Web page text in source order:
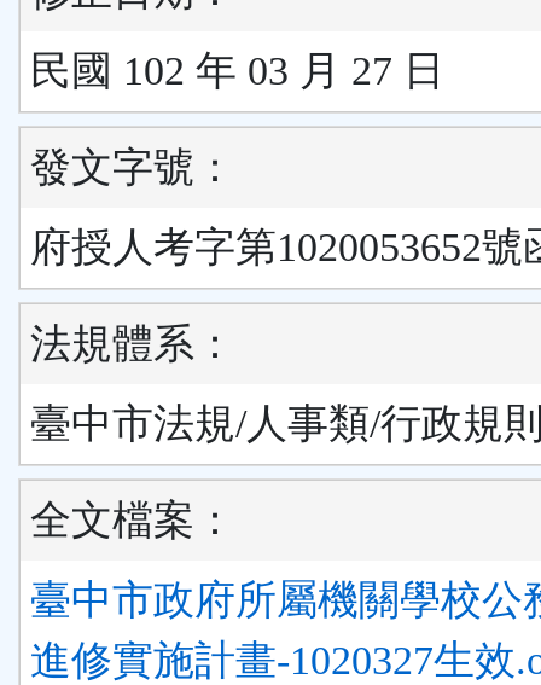
民國 102 年 03 月 27 日
發文字號：
府授人考字第1020053652號
法規體系：
臺中市法規/人事類/行政規
全文檔案：
臺中市政府所屬機關學校公
進修實施計畫-1020327生效